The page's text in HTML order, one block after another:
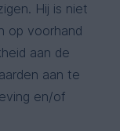
Hij is niet
op voorhand
aan de
aan te
en/of